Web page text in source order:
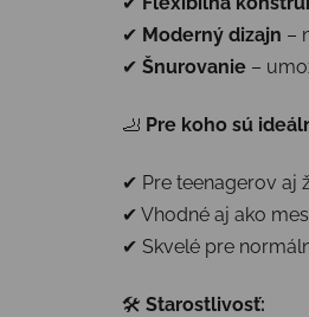
✔ Moderný dizajn –
✔ Šnurovanie –
🦶 Pre koho sú
✔ Pre teenagerov aj
✔ Vhodné aj ako
✔ Skvelé pre
🛠 Starostlivosť: